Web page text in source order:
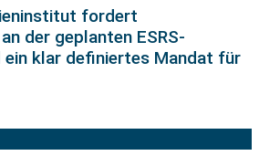
fordert
der geplanten ESRS-
ein klar definiertes Mandat für